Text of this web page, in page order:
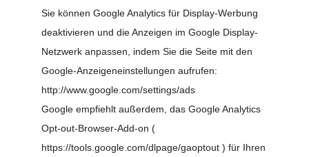
Sie können Google Analytics für Display-Werbung
deaktivieren und die Anzeigen im Google Display-
Netzwerk anpassen, indem Sie die Seite mit den
Google-Anzeigeneinstellungen aufrufen:
http://www.google.com/settings/ads
Google empfiehlt außerdem, das Google Analytics
Opt-out-Browser-Add-on (
https://tools.google.com/dlpage/gaoptout ) für Ihren